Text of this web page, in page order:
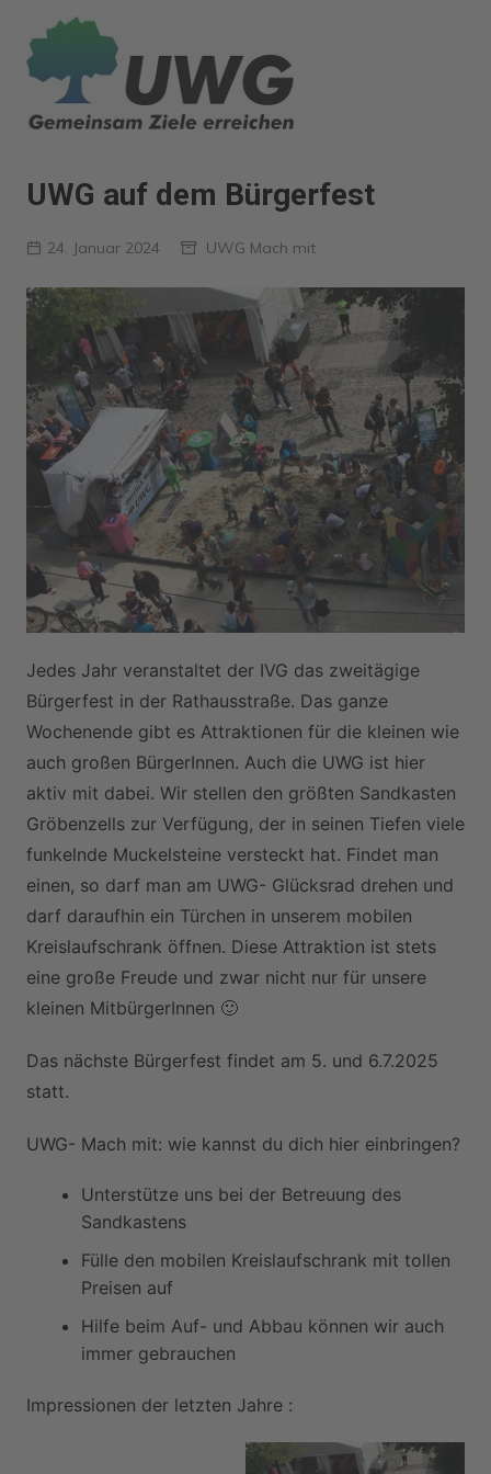
Inhalt
springen
UWG auf dem Bürgerfest
24. Januar 2024 UWG Mach mit
Jedes Jahr veranstaltet der IVG das zweitägige
Bürgerfest in der Rathausstraße. Das ganze
Wochenende gibt es Attraktionen für die kleinen wie
auch großen BürgerInnen. Auch die UWG ist hier
aktiv mit dabei. Wir stellen den größten Sandkasten
Gröbenzells zur Verfügung, der in seinen Tiefen viele
funkelnde Muckelsteine versteckt hat. Findet man
einen, so darf man am UWG- Glücksrad drehen und
darf daraufhin ein Türchen in unserem mobilen
Kreislaufschrank öffnen. Diese Attraktion ist stets
eine große Freude und zwar nicht nur für unsere
kleinen MitbürgerInnen 🙂
Das nächste Bürgerfest findet am 5. und 6.7.2025
statt.
UWG- Mach mit: wie kannst du dich hier einbringen?
Unterstütze uns bei der Betreuung des
Sandkastens
Fülle den mobilen Kreislaufschrank mit tollen
Preisen auf
Hilfe beim Auf- und Abbau können wir auch
immer gebrauchen
Impressionen der letzten Jahre :